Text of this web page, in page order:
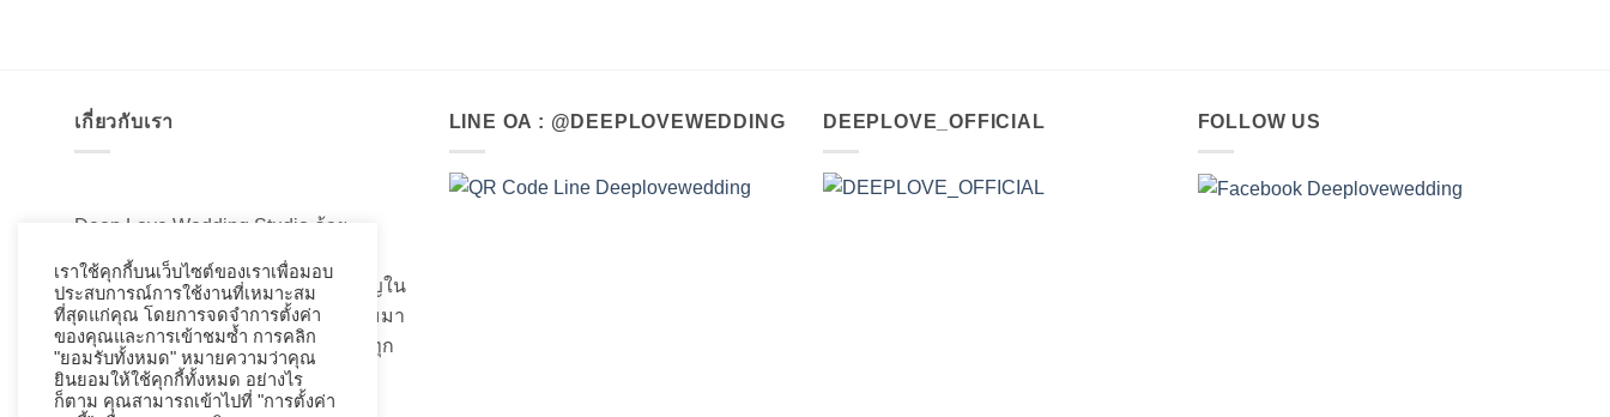
เกี่ยวกับเรา
Deep Love Wedding Studio ด้วย
ประสบการณ์มากกว่า 20 ปี ในการ
สร้างสรรค์ออกแบบและความชำนาญใน
เรื่องของชุดแต่งงานเจ้าสาวอันงดงามมา
เป็นอย่างดี ที่เราได้เนรมิตชุดเจ้าสาวทุก
ท่านให้สวยงามมานับไม่ถ้วน
LINE OA : @DEEPLOVEWEDDING DEEPLOVE_OFFICIAL FOLLOW US
เราใช้คุกกี้บนเว็บไซต์ของเราเพื่อมอบ
ประสบการณ์การใช้งานที่เหมาะสม
ที่สุดแก่คุณ โดยการจดจำการตั้งค่า
ของคุณและการเข้าชมซ้ำ การคลิก
"ยอมรับทั้งหมด" หมายความว่าคุณ
ยินยอมให้ใช้คุกกี้ทั้งหมด อย่างไร
ก็ตาม คุณสามารถเข้าไปที่ "การตั้งค่า